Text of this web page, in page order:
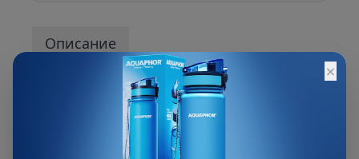
Описание
Описание и характеристики смотрите на
×